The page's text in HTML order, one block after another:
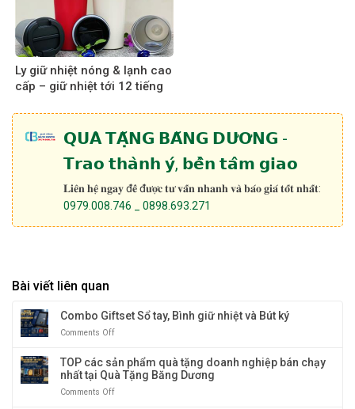
Ly giữ nhiệt nóng & lạnh cao
cấp – giữ nhiệt tới 12 tiếng
𝗤𝗨𝗔̀ 𝗧𝗔̣̆𝗡𝗚 𝗕𝗔̆𝗡𝗚 𝗗𝗨̛𝗢̛𝗡𝗚 -
𝗧𝗿𝗮𝗼 𝘁𝗵𝗮̀𝗻𝗵 𝘆́, 𝗯𝗲̂̀𝗻 𝘁𝗮̂𝗺 𝗴𝗶𝗮𝗼
𝐋𝐢𝐞̂𝐧 𝐡𝐞̣̂ 𝐧𝐠𝐚𝐲 đ𝐞̂̉ đ𝐮̛𝐨̛̣𝐜 𝐭𝐮̛ 𝐯𝐚̂́𝐧 𝐧𝐡𝐚𝐧𝐡 𝐯𝐚̀ 𝐛𝐚́𝐨 𝐠𝐢𝐚́ 𝐭𝐨̂́𝐭 𝐧𝐡𝐚̂́𝐭:
0979.008.746 _ 0898.693.271
Bài viết liên quan
Combo Giftset Sổ tay, Bình giữ nhiệt và Bút ký
Comments Off
Giftset
Sổ
TOP các sản phẩm quà tặng doanh nghiệp bán chạy
nhất tại Quà Tặng Băng Dương
Comments Off